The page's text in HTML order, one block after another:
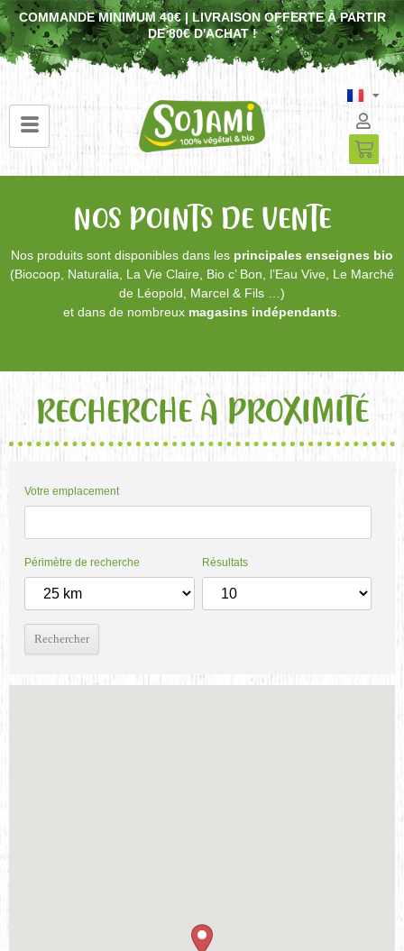
COMMANDE MINIMUM 40€ | LIVRAISON OFFERTE À PARTIR
DE 80€ D'ACHAT !
NOS POINTS DE VENTE
Nos produits sont disponibles dans les principales enseignes bio
(Biocoop, Naturalia, La Vie Claire, Bio c’ Bon, l’Eau Vive, Le Marché
de Léopold, Marcel & Fils …)
et dans de nombreux magasins indépendants
RECHERCHE À PROXIMITÉ
Votre emplacement
Périmètre de recherche Résultats